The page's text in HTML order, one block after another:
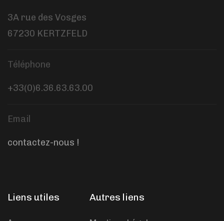
3A rue des Vosges
67230 KERTZFELD
Téléphone
+33(0)6.36.63.63.00
Email
contactez-nous !
Liens utiles Autres liens